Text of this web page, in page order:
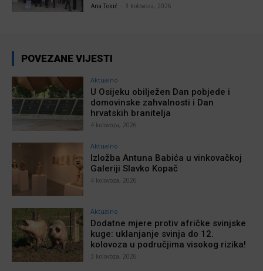
Ana Tokić 3 kolovoza, 2026
POVEZANE VIJESTI
Aktualno
U Osijeku obilježen Dan pobjede i
domovinske zahvalnosti i Dan
hrvatskih branitelja
4 kolovoza, 2026
Aktualno
Izložba Antuna Babića u vinkovačkoj
Galeriji Slavko Kopač
4 kolovoza, 2026
Aktualno
Dodatne mjere protiv afričke svinjske
kuge: uklanjanje svinja do 12.
kolovoza u područjima visokog rizika!
3 kolovoza, 2026